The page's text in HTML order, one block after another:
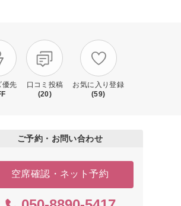
優先
口コミ投稿
(20)
お気に入り登録
(59)
ご予約・お問い合わせ
空席確認・ネット予約